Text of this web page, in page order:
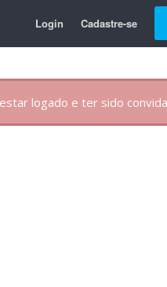
Login Cadastre-se
logado e ter sido